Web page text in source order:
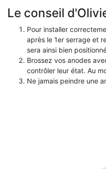
Le conseil
Pour installer
après le 1er serrage et
sera ainsi bien
Brossez vos anodes
contrôler leur état. Au
Ne jamais peindre une